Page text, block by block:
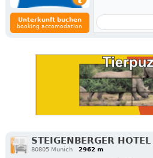
Unterkunft buchen
booking accomodation
STEIGENBERGER
80805 Munich 2962 m